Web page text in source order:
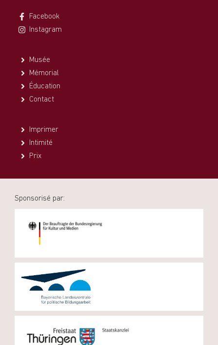
Facebook
Instagram
Musée
Mémorial
Éducation
Contact
Imprimer
Intimité
Prix
Sponsorisé par: